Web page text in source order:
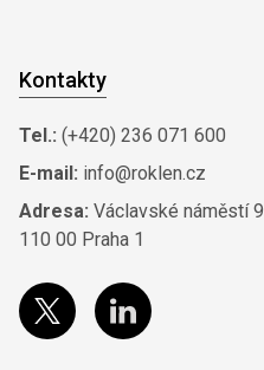
Kontakty
Tel.: (+420) 236 071 600
E-mail: info@roklen.cz
Adresa: Václavské náměstí 9
110 00 Praha 1